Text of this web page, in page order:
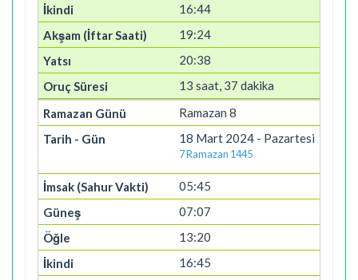
16:44
19:24
20:38
13 saat, 37 dakika
Ramazan 8
18 Mart 2024 - Pazartesi
7 Ramazan 1445
05:45
07:07
13:20
16:45